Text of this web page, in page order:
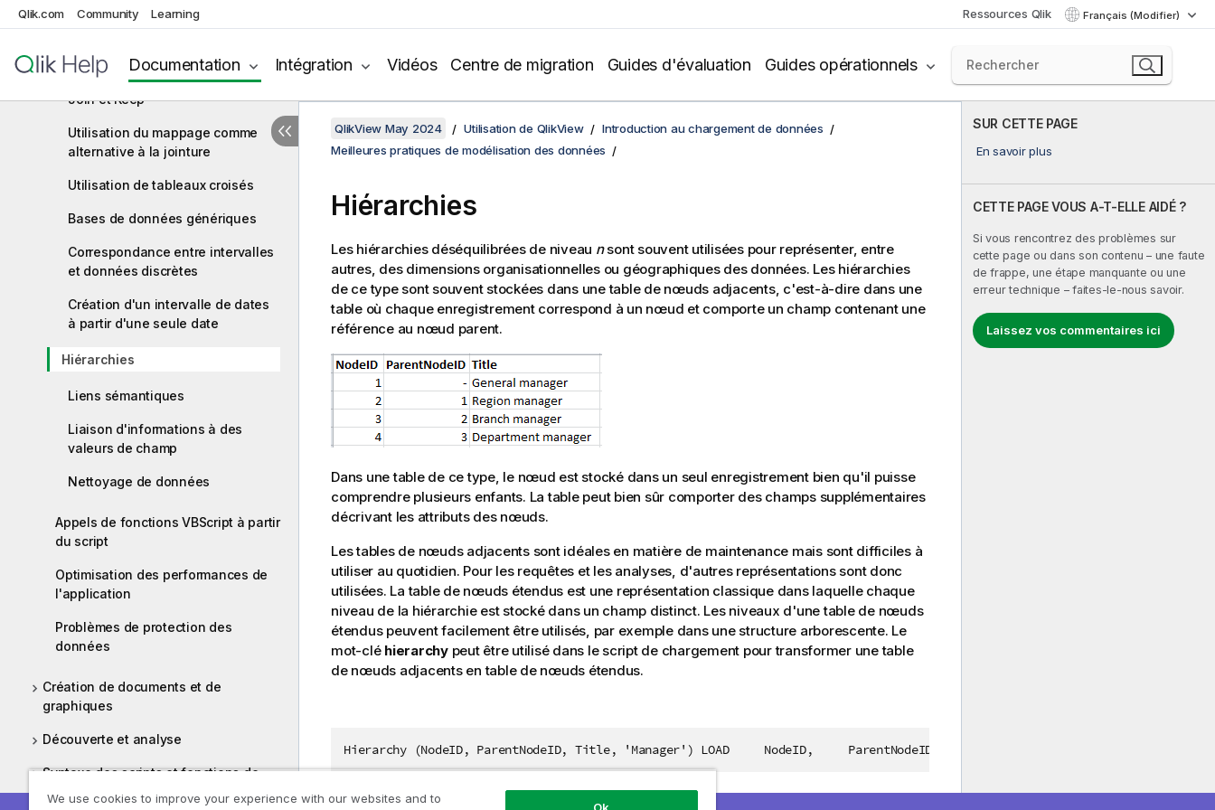
Qlik.com Community Learning Ressources Qlik Français (Modifier)
Documentation Intégration Vidéos Centre de migration Guides d'évaluation Guides opérationnels
Utilisation de fichiers QVD pour le
Association de tables grâce à
Join et Keep
Utilisation du mappage comme
alternative à la jointure
Utilisation de tableaux croisés
Bases de données génériques
Correspondance entre intervalles
et données discrètes
Création d'un intervalle de dates
à partir d'une seule date
Hiérarchies
Liens sémantiques
Liaison d'informations à des
valeurs de champ
Nettoyage de données
Appels de fonctions VBScript à partir
du script
Optimisation des performances de
l'application
Problèmes de protection des
données
Création de documents et de
graphiques
Découverte et analyse
Syntaxe des scripts et fonctions de
graphique
SUR CETTE PAGE
En savoir plus
CETTE PAGE VOUS A-T-ELLE AIDÉ ?
Si vous rencontrez des problèmes sur
cette page ou dans son contenu – une faute
de frappe, une étape manquante ou une
erreur technique – faites-le-nous savoir.
Laissez vos commentaires ici
QlikView May 2024 Utilisation de QlikView
Introduction au chargement de données
Meilleures pratiques de modélisation des données
Hiérarchies
Les hiérarchies déséquilibrées de niveau nsont souvent utilisées pour représenter, entre
autres, des dimensions organisationnelles ou géographiques des données. Les hiérarchies
de ce type sont souvent stockées dans une table de nœuds adjacents, c'est-à-dire dans une
table où chaque enregistrement correspond à un nœud et comporte un champ contenant une
référence au nœud parent.
Dans une table de ce type, le nœud est stocké dans un seul enregistrement bien qu'il puisse
comprendre plusieurs enfants. La table peut bien sûr comporter des champs supplémentaires
décrivant les attributs des nœuds.
Les tables de nœuds adjacents sont idéales en matière de maintenance mais sont difficiles à
utiliser au quotidien. Pour les requêtes et les analyses, d'autres représentations sont donc
utilisées. La table de nœuds étendus est une représentation classique dans laquelle chaque
niveau de la hiérarchie est stocké dans un champ distinct. Les niveaux d'une table de nœuds
étendus peuvent facilement être utilisés, par exemple dans une structure arborescente. Le
mot-clé hierarchypeut être utilisé dans le script de chargement pour transformer une table
de nœuds adjacents en table de nœuds étendus.
Hierarchy (NodeID, ParentNodeID, Title, 'Manager') LOAD     NodeID,     ParentNodeID,     Title FROM 'hierarchy.txt' (txt,
We use cookies to improve your experience with our websites and to